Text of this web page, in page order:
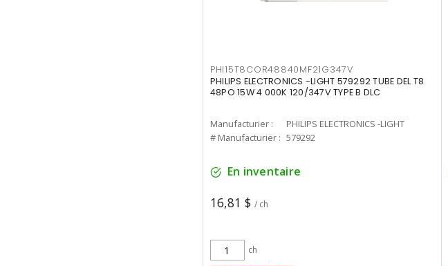
PHI15T8COR48840MF21G347V
PHILIPS ELECTRONICS -LIGHT 579292 TUBE DEL T8
48PO 15W 4 000K 120/347V TYPE B DLC
Manufacturier :
PHILIPS ELECTRONICS -LIGHT
# Manufacturier : 579292
En inventaire
16,81 $ / ch
ch